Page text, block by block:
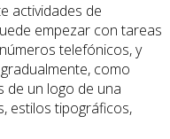
actividades de
empezar con tareas
telefónicos, y
como
de un logo de una
estilos tipográficos,